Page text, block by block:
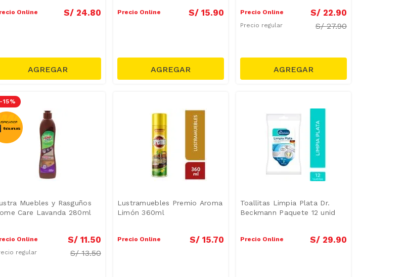
Online S/ 24.80 Precio Online S/ 15.90 Precio Online S/ 22.90
Precio regular S/27.90
-15 %
Muebles y Rasguños
Care Lavanda 280ml
Online S/ 11.50
regular S/13.50
Lustramuebles Premio Aroma
Limón 360ml
Precio Online S/ 15.70
Toallitas Limpia Plata Dr.
Beckmann Paquete 12 unid
Precio Online S/ 29.90